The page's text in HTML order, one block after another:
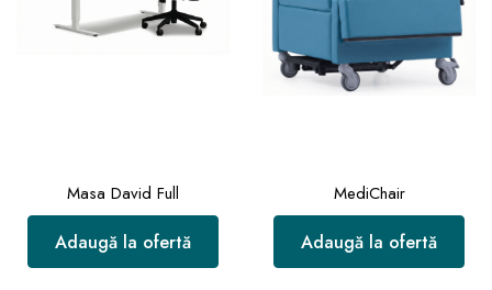
Masa David Full
Adaugă la ofertă
MediChair
Adaugă la ofertă